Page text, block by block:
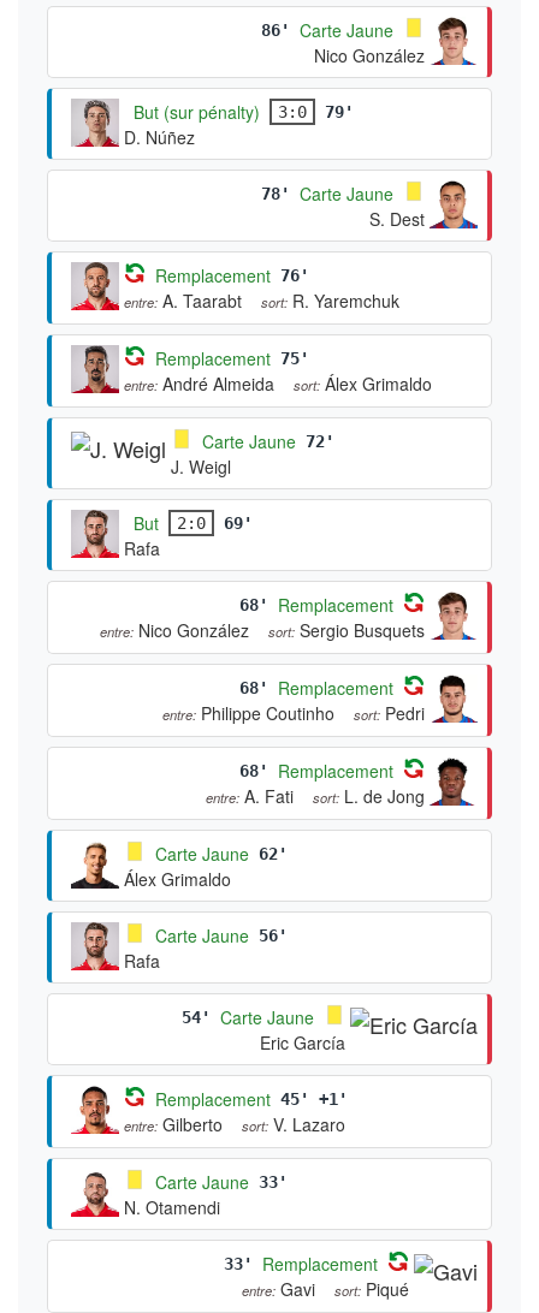
86'
Carte Jaune
Nico González
But (sur pénalty) 3:0 79'
D. Núñez
78'
Carte Jaune
S. Dest
Remplacement 76'
entre: A. Taarabt sort: R. Yaremchuk
Remplacement 75'
entre: André Almeida sort: Álex Grimaldo
Carte Jaune 72'
J. Weigl
But 2:0 69'
Rafa
68' Remplacement
entre: Nico González sort: Sergio Busquets
68' Remplacement
entre: Philippe Coutinho sort: Pedri
68' Remplacement
entre: A. Fati sort: L. de Jong
Carte Jaune 62'
Álex Grimaldo
Carte Jaune 56'
Rafa
54'
Carte Jaune
Eric García
Remplacement 45' +1'
entre: Gilberto sort: V. Lazaro
Carte Jaune 33'
N. Otamendi
33' Remplacement
entre: Gavi sort: Piqué